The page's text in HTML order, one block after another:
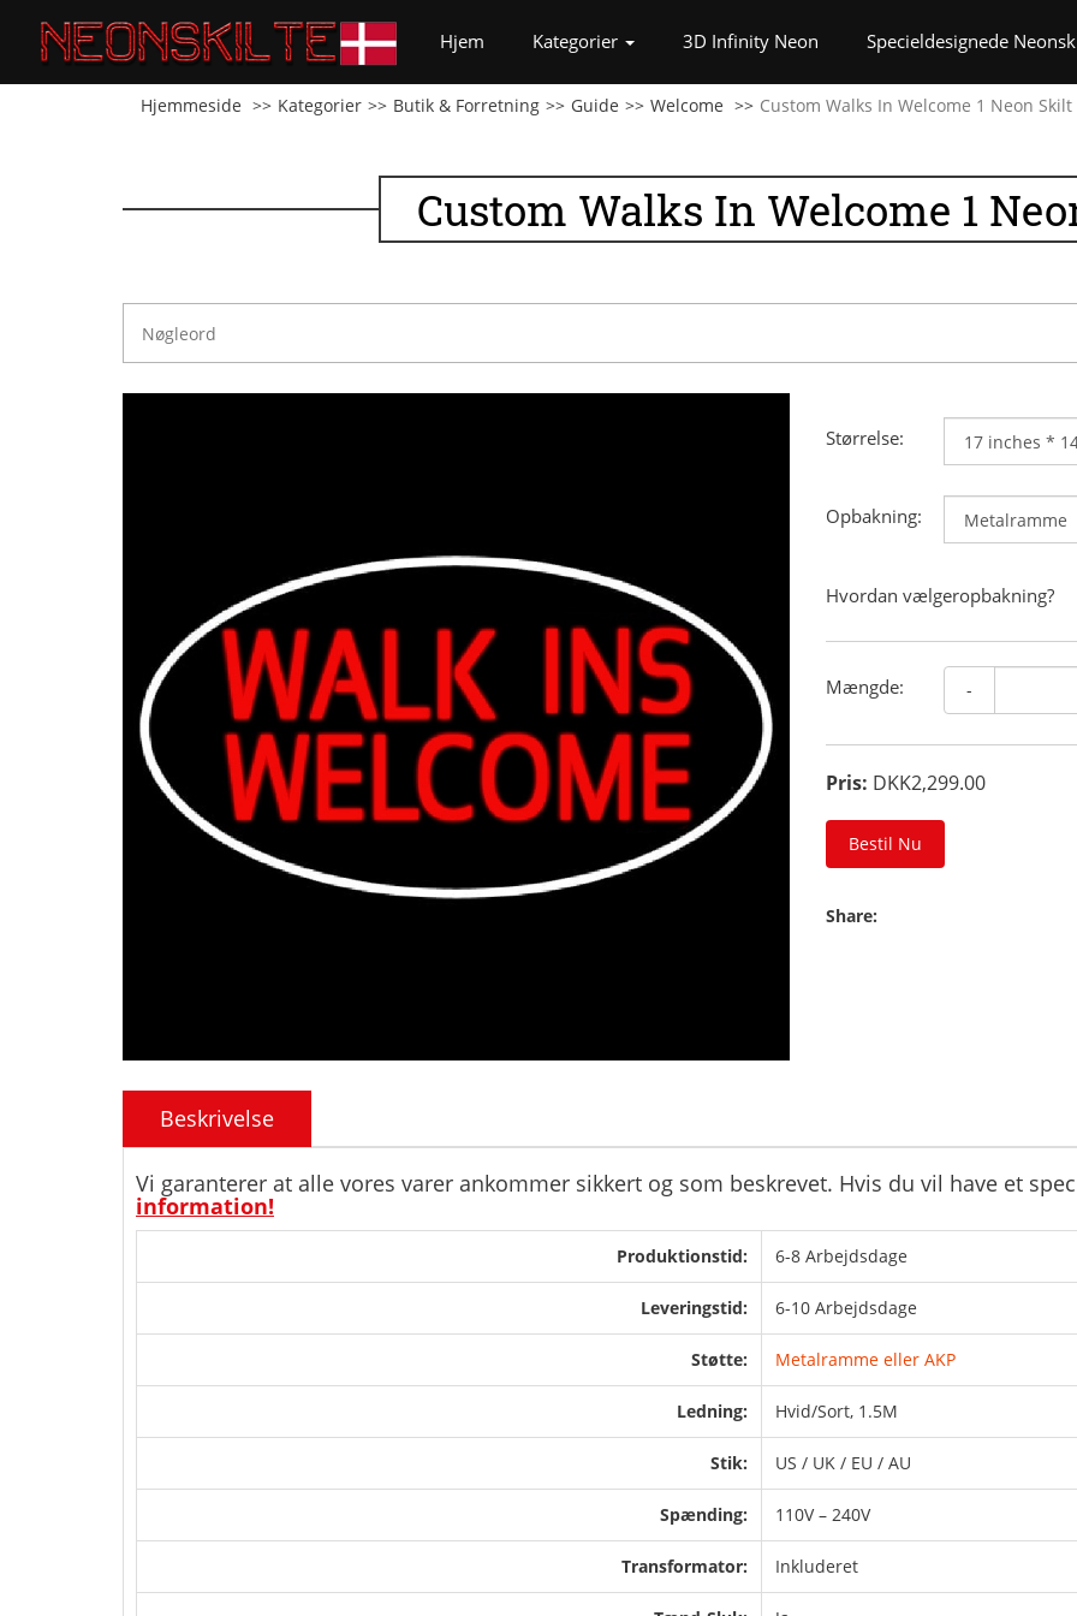
Hjem (current)Kategorier 3D Infinity Neon Specieldesignede
Hjemmeside Kategorier Butik & Forretning Guide Welcome Custom Walks In Welcome 1 Neon Skilt
Custom Walks In Welcome 1
Størrelse:
Opbakning:
Hvordan vælgeropbakning?
Mængde: -
Pris: DKK2,299.00
Bestil Nu
Share:
Beskrivelse
Vi garanterer at alle vores varer ankommer sikkert og som beskrevet. Hvis du vil have et
information!
Produktionstid: 6-8 Arbejdsdage
Leveringstid: 6-10 Arbejdsdage
Støtte: Metalramme eller AKP
Ledning: Hvid/Sort, 1.5M
Stik: US / UK / EU / AU
Spænding: 110V – 240V
Transformator: Inkluderet